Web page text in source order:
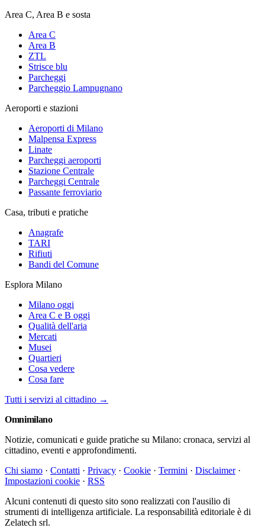
Area C, Area B e sosta
Area C
Area B
ZTL
Strisce blu
Parcheggi
Parcheggio Lampugnano
Aeroporti e stazioni
Aeroporti di Milano
Malpensa Express
Linate
Parcheggi aeroporti
Stazione Centrale
Parcheggi Centrale
Passante ferroviario
Casa, tributi e pratiche
Anagrafe
TARI
Rifiuti
Bandi del Comune
Esplora Milano
Milano oggi
Area C e B oggi
Qualità dell'aria
Mercati
Musei
Quartieri
Cosa vedere
Cosa fare
Tutti i servizi al cittadino →
Omnimilano
Notizie, comunicati e guide pratiche su Milano: cronaca, servizi al
cittadino, eventi e approfondimenti.
Chi siamo · Contatti · Privacy · Cookie · Termini · Disclaimer ·
Impostazioni cookie · RSS
Alcuni contenuti di questo sito sono realizzati con l'ausilio di
strumenti di intelligenza artificiale. La responsabilità editoriale è di
Zelatech srl.